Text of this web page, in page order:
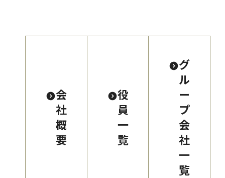
会
社
概
要
役
員
一
覧
グ
ル
ー
プ
会
社
一
覧